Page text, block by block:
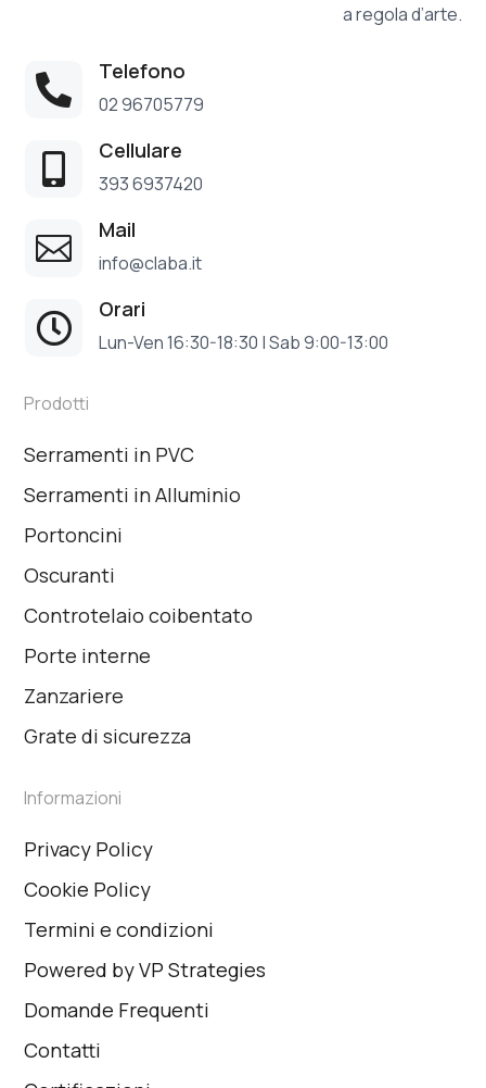
a regola d’arte.

Telefono
02 96705779

Cellulare
393 6937420

Mail
info@claba.it

Orari
Lun-Ven 16:30-18:30 | Sab 9:00-13:00
Prodotti
Serramenti in PVC
Serramenti in Alluminio
Portoncini
Oscuranti
Controtelaio coibentato
Porte interne
Zanzariere
Grate di sicurezza
Informazioni
Privacy Policy
Cookie Policy
Termini e condizioni
Powered by VP Strategies
Domande Frequenti
Contatti